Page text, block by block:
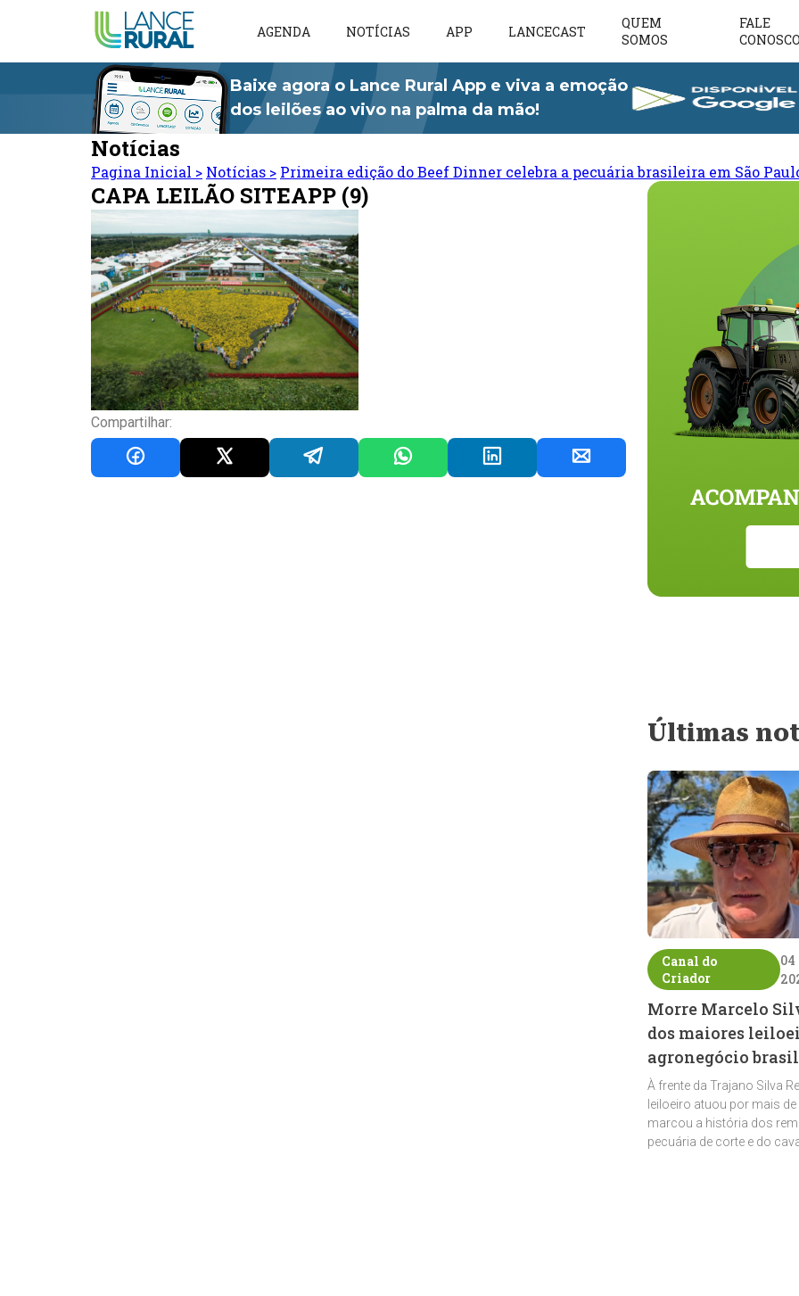
AGENDA NOTÍCIAS APP LANCECAST
QUEM
SOMOS
FALE
CONOSCO
Baixe agora o Lance Rural App e viva a emoção
dos leilões ao vivo na palma da mão!
Notícias
Pagina Inicial > Notícias > Primeira edição do Beef Dinner celebra a pecuária brasileira em São
CAPA LEILÃO SITEAPP (9)
Compartilhar:
Últimas
Canal do
Criador
04
Morre Marcelo
dos maiores
agronegócio
À frente da Trajano Silva
leiloeiro atuou por mais
marcou a história dos
pecuária de corte e do